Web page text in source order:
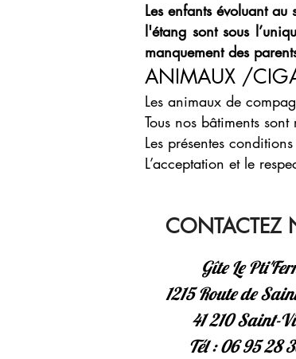
Les enfants évoluant
l'étang sont sous
manquement des
ANIMAUX /
Les animaux de
Tous nos bâtiments
Les présentes
L’acceptation et le
CONTACTEZ
Gîte Le
1215 Route de
41 210 Saint-
Tél : 06 95 28